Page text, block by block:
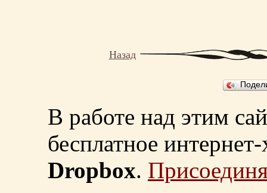
Назад
В работе над этим
бесплатное
Dropbox.